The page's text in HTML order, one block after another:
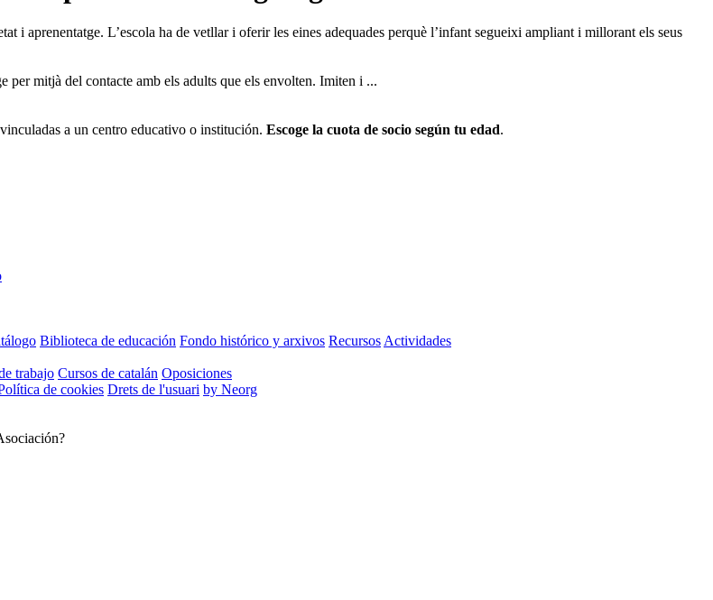
i aprenentatge. L’escola ha de vetllar i oferir les eines adequades perquè l’infant segueixi ampliant i millorant els seus
per mitjà del contacte amb els adults que els envolten. Imiten i ...
a un centro educativo o institución. Escoge la cuota de socio según tu edad.
Biblioteca de educación Fondo histórico y arxivos Recursos Actividades
trabajo Cursos de catalán Oposiciones
de cookies Drets de l'usuari by Neorg